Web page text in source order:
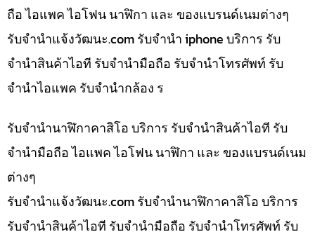
ถือ ไอแพค ไอโฟน นาฬิกา และ ของแบรนด์เนมต่างๆ
รับจํานําแจ้งวัฒนะ.com รับจำนำ iphone บริการ รับ
จำนำสินค้าไอที รับจำนำมือถือ รับจำนำโทรศัพท์ รับ
จำนำไอแพค รับจำนำกล้อง ร
รับจำนำนาฬิกาคาสิโอ บริการ รับจำนำสินค้าไอที รับ
จำนำมือถือ ไอแพค ไอโฟน นาฬิกา และ ของแบรนด์เนม
ต่างๆ
รับจํานําแจ้งวัฒนะ.com รับจำนำนาฬิกาคาสิโอ บริการ
รับจำนำสินค้าไอที รับจำนำมือถือ รับจำนำโทรศัพท์ รับ